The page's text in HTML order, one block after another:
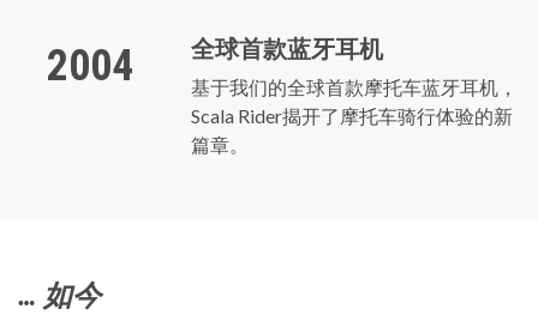
2004 全球首款蓝牙耳机
基于我们的全球首款摩托车蓝牙耳机，
Scala Rider揭开了摩托车骑行体验的新
篇章。
… 如今